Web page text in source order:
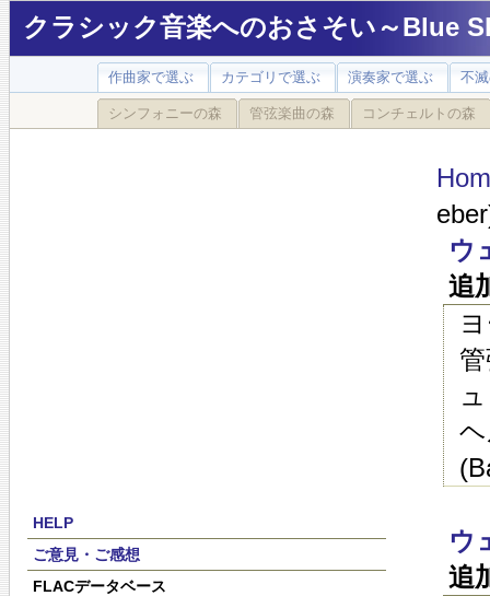
クラシック音楽へのおさそい～Blue
作曲家で選ぶ カテゴリで選ぶ 演奏家で選ぶ 不
シンフォニーの森 管弦楽曲の森 コンチェルトの森
HELP
ご意見・ご感想
FLACデータベース
ウ
追
ウ
追